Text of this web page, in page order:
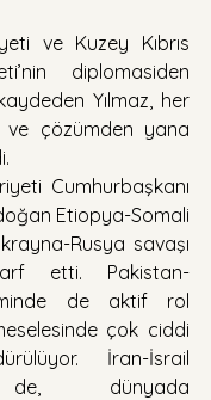
ve Kuzey Kıbrıs
diplomasiden
Yılmaz, her
ve çözümden yana
Cumhurbaşkanı
Etiopya-Somali
Rusya savaşı
etti. Pakistan-
de aktif rol
çok ciddi
İran-İsrail
de, dünyada